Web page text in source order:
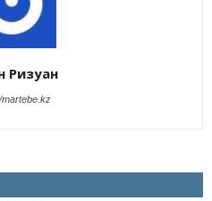
Ризуан
martebe.kz